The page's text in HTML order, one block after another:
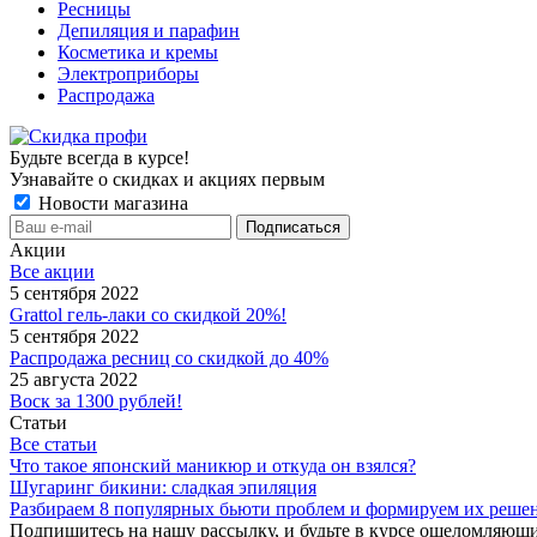
Ресницы
Депиляция и парафин
Косметика и кремы
Электроприборы
Распродажа
Будьте всегда в курсе!
Узнавайте о скидках и акциях первым
Новости магазина
Акции
Все акции
5 сентября 2022
Grattol гель-лаки со скидкой 20%!
5 сентября 2022
Распродажа ресниц со скидкой до 40%
25 августа 2022
Воск за 1300 рублей!
Статьи
Все статьи
Что такое японский маникюр и откуда он взялся?
Шугаринг бикини: сладкая эпиляция
Разбираем 8 популярных бьюти проблем и формируем их
Подпишитесь на нашу рассылку, и будьте в курсе